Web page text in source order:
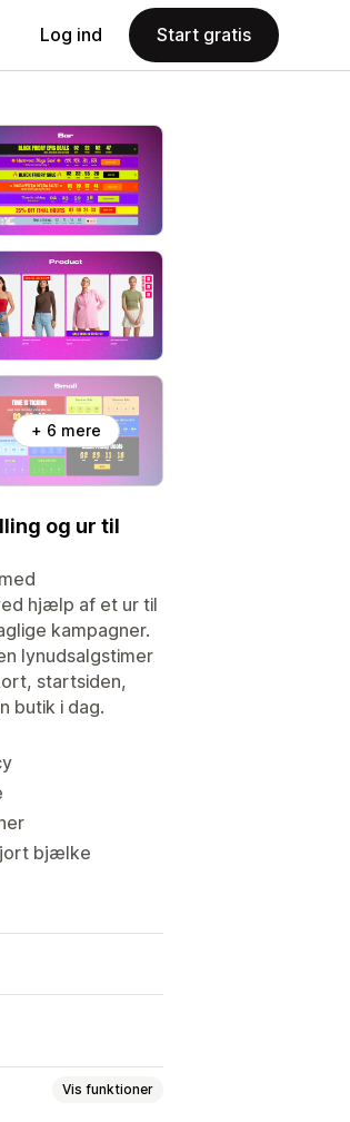
Log ind Start gratis
+ 6 mere
og ur til
hjælp af et ur til
kampagner.
lynudsalgstimer
startsiden,
butik i dag.
bjælke
Vis funktioner